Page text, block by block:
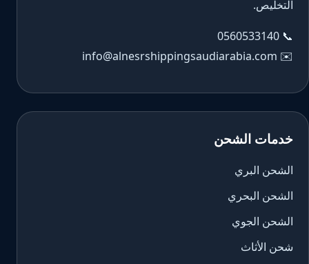
التخليص.
📞
0560533140
✉️
info@alnesrshippingsaudiarabia.com
خدمات الشحن
الشحن البري
الشحن البحري
الشحن الجوي
شحن الأثاث